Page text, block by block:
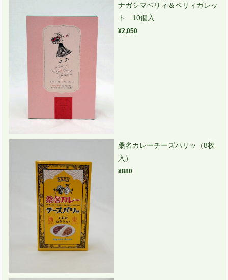
ナガシマベリィ＆ベリィガレッ
ト 10個入
¥2,050
桑名カレーチーズパリッ（8枚
入）
¥880